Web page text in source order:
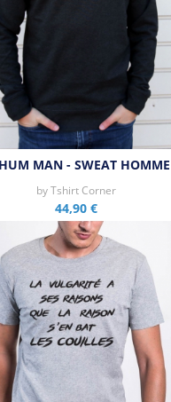
MAN - SWEAT HOMME
byTshirt Corner
44,90 €